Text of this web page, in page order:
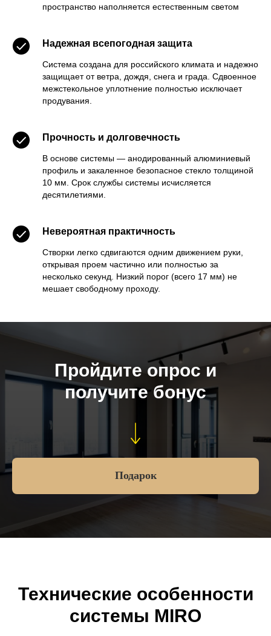
пространство наполняется естественным светом
Надежная всепогодная защита
Система создана для российского климата и надежно
защищает от ветра, дождя, снега и града. Сдвоенное
межстекольное уплотнение полностью исключает
продувания.
Прочность и долговечность
В основе системы — анодированный алюминиевый
профиль и закаленное безопасное стекло толщиной
10 мм. Срок службы системы исчисляется
десятилетиями.
Невероятная практичность
Створки легко сдвигаются одним движением руки,
открывая проем частично или полностью за
несколько секунд. Низкий порог (всего 17 мм) не
мешает свободному проходу.
Пройдите опрос и
получите бонус
Подарок
Технические особенности
системы MIRO